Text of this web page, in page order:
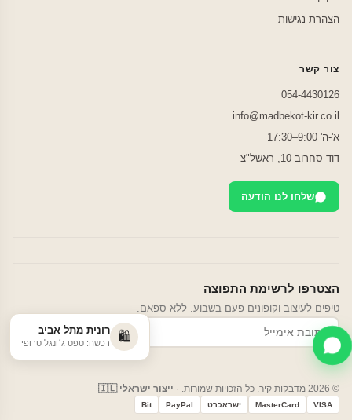
הצהרת נגישות
צור קשר
054-4430126
info@madbekot-kir.co.il
א'-ה' 9:00–17:30
דוד סחרוב 10, ראשל"צ
שלחו לנו הודעה
הצטרפו לרשימת התפוצה
טיפים לעיצוב וקופונים פעם בשבוע. ללא ספאם.
הרשמה
© 2026 מדבקות קיר. כל הזכויות שמורות. · ייצור ישראלי 🇮🇱
VISA
MasterCard ישראכרט PayPal
Bit
🛍️ רונית מתל אביב
רכשה: טפט ג׳ונגל טרופי